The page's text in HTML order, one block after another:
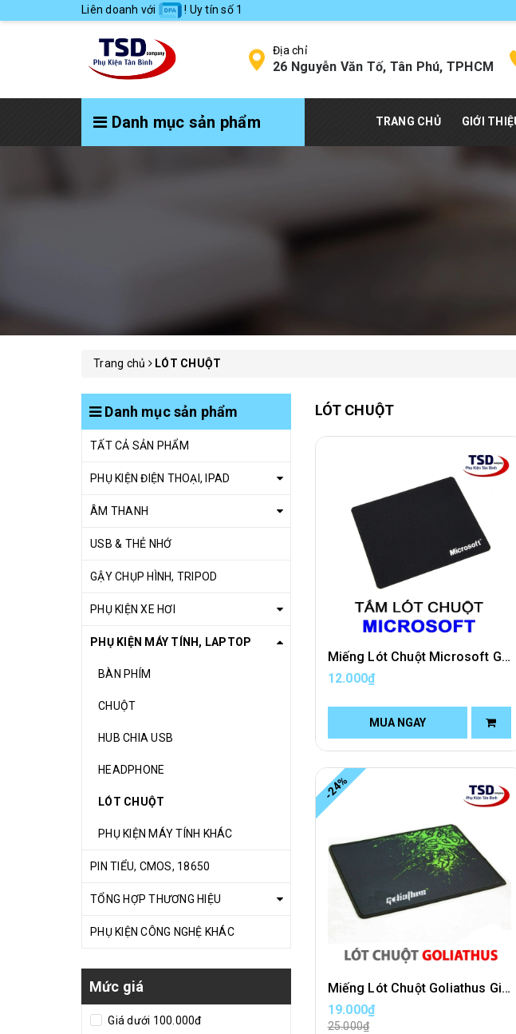
Liên doanh với ! Uy tín số 1
Địa chỉ
26 Nguyễn Văn Tố, Tân Phú, TPHCM
Danh mục sản phẩm TRANG CHỦ GIỚI
Trang chủ LÓT CHUỘT
LÓT CHUỘT
Miếng Lót Chuột Microsoft Giá Rẻ
12.000₫
MUA NGAY
-24%
Miếng Lót Chuột Goliathus Giá Rẻ Cho Game Thủ
19.000₫
25.000₫
Danh mục sản phẩm
TẤT CẢ SẢN PHẨM
PHỤ KIỆN ĐIỆN THOẠI, IPAD
ÂM THANH
USB & THẺ NHỚ
GẬY CHỤP HÌNH, TRIPOD
PHỤ KIỆN XE HƠI
PHỤ KIỆN MÁY TÍNH, LAPTOP
BÀN PHÍM
CHUỘT
HUB CHIA USB
HEADPHONE
LÓT CHUỘT
PHỤ KIỆN MÁY TÍNH KHÁC
PIN TIỂU, CMOS, 18650
TỔNG HỢP THƯƠNG HIỆU
PHỤ KIỆN CÔNG NGHỆ KHÁC
Mức giá
Giá dưới 100.000đ